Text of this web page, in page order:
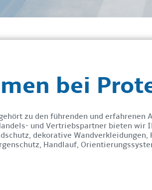
bei
gehört zu den führenden und erfahrenen
und Vertriebspartner bieten wir
dekorative Wandverkleidungen,
Handlauf,